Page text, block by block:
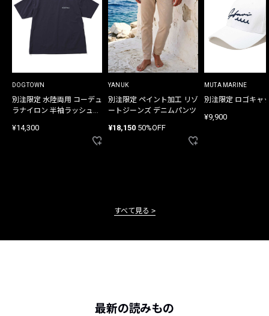
DOGTOWN
別注限定 水陸両用 コーデュ
ラナイロン 半袖ラッシュガ
¥14,300
YANUK
別注限定 ペイント加工 リゾ
ートジーンズ デニムパンツ
¥18,150 50%OFF
MUTA MARINE
別注限定 ロゴキャ
¥9,900
すべて見る
最新の読みもの